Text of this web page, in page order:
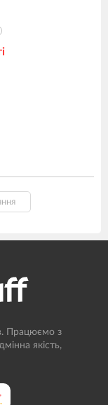
Працюємо з
якість,